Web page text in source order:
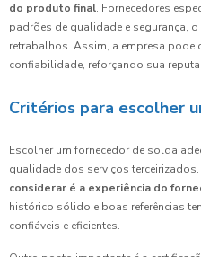
do produto final. Fornecedores
padrões de qualidade e segurança,
retrabalhos. Assim, a empresa pode
confiabilidade, reforçando sua
Critérios para escolher
Escolher um fornecedor de solda
qualidade dos serviços terceirizados.
considerar é a experiência do
histórico sólido e boas referências
confiáveis e eficientes.